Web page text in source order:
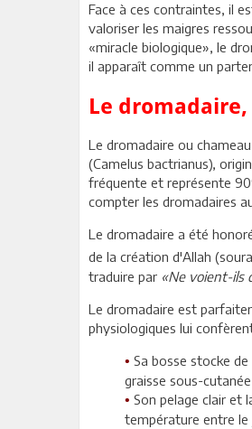
Face à ces contraintes, il
valoriser les maigres
«miracle biologique», le
il apparaît comme un
Le
Le dromadaire ou
(Camelus bactrianus),
fréquente et représente
compter les dromadaires
Le dromadaire a été
de la création d'Allah
traduire par «Ne voient-ils
Le dromadaire est
physiologiques lui
• Sa bosse stocke
graisse sous-
• Son pelage clair et
température entre le